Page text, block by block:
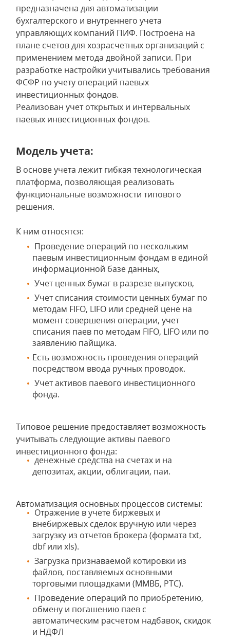
предназначена для автоматизации
бухгалтерского и внутреннего учета
управляющих компаний ПИФ. Построена на
плане счетов для хозрасчетных организаций с
применением метода двойной записи. При
разработке настройки учитывались требования
ФСФР по учету операций паевых
инвестиционных фондов.
Реализован учет открытых и интервальных
паевых инвестиционных фондов.
Модель учета:
В основе учета лежит гибкая технологическая
платформа, позволяющая реализовать
функциональные возможности типового
решения.
К ним относятся:
Проведение операций по нескольким
паевым инвестиционным фондам в единой
информационной базе данных,
Учет ценных бумаг в разрезе выпусков,
Учет списания стоимости ценных бумаг по
методам FIFO, LIFO или средней цене на
момент совершения операции, учет
списания паев по методам FIFO, LIFO или по
заявлению пайщика.
Есть возможность проведения операций
посредством ввода ручных проводок.
Учет активов паевого инвестиционного
фонда.
Типовое решение предоставляет возможность
учитывать следующие активы паевого
инвестиционного фонда:
денежные средства на счетах и на
депозитах, акции, облигации, паи.
Автоматизация основных процессов системы:
Отражение в учете биржевых и
внебиржевых сделок вручную или через
загрузку из отчетов брокера (формата txt,
dbf или xls).
Загрузка признаваемой котировки из
файлов, поставляемых основными
торговыми площадками (ММВБ, РТС).
Проведение операций по приобретению,
обмену и погашению паев с
автоматическим расчетом надбавок, скидок
и НДФЛ